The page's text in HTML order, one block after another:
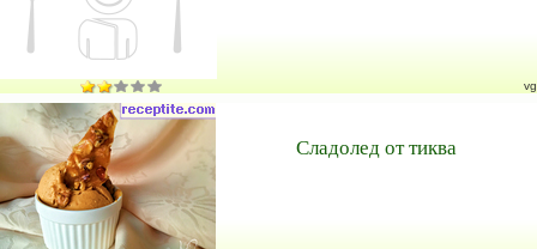
vg
Сладолед от тиква